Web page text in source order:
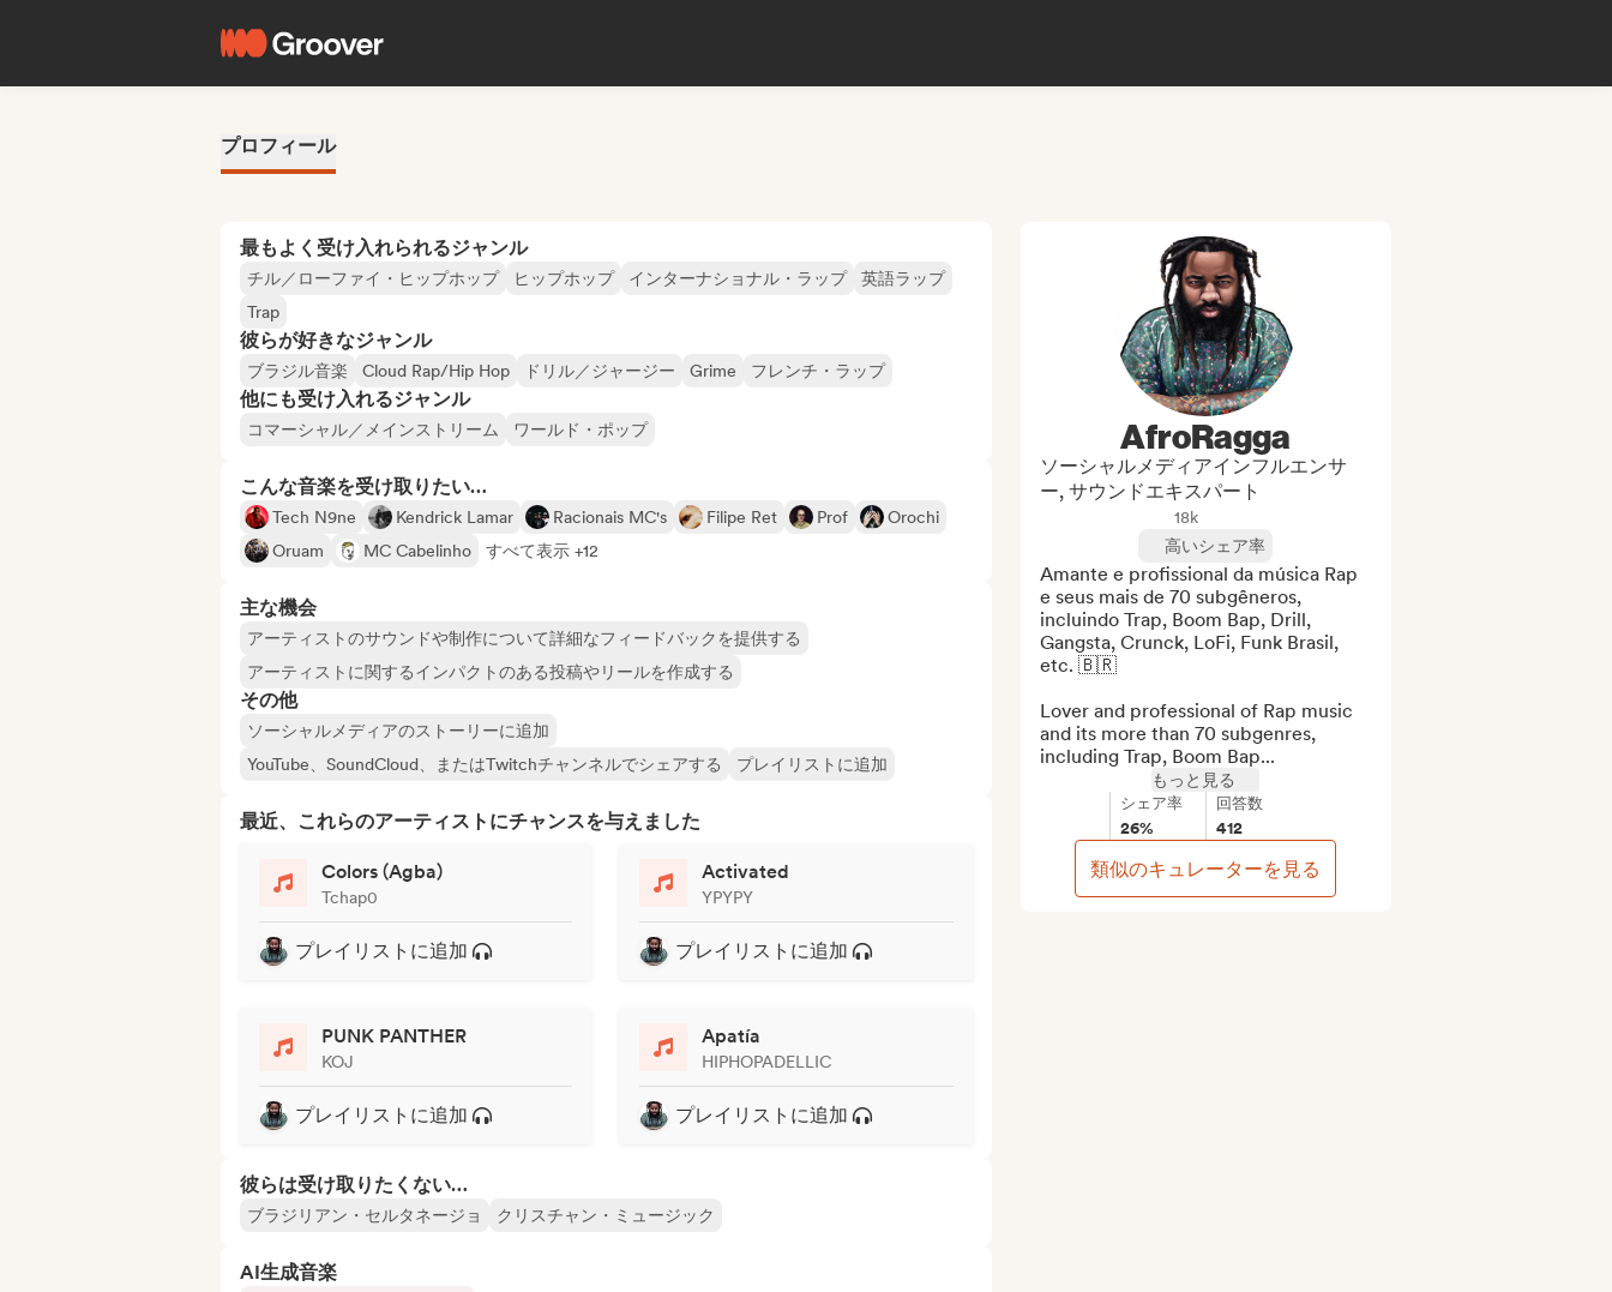
プロフィール
最もよく受け入れられるジャンル
チル／ローファイ・ヒップホップ ヒップホップ インターナショナル・ラップ
英語ラップ
Trap
彼らが好きなジャンル
ブラジル音楽 Cloud Rap/Hip Hop ドリル／ジャージー Grime フレンチ・ラップ
他にも受け入れるジャンル
コマーシャル／メインストリーム ワールド・ポップ
こんな音楽を受け取りたい…
Tech N9ne Kendrick Lamar Racionais MC's Filipe Ret Prof
Orochi
Oruam
MC Cabelinho すべて表示 +12
主な機会
アーティストのサウンドや制作について詳細なフィードバックを提供する
アーティストに関するインパクトのある投稿やリールを作成する
その他
ソーシャルメディアのストーリーに追加
YouTube、SoundCloud、またはTwitchチャンネルでシェアする
プレイリストに追加
最近、これらのアーティストにチャンスを与えました
Colors (Agba)
Tchap0
プレイリストに追加
Activated
YPYPY
プレイリストに追加
PUNK PANTHER
KOJ
プレイリストに追加
Apatía
HIPHOPADELLIC
プレイリストに追加
彼らは受け取りたくない…
ブラジリアン・セルタネージョ クリスチャン・ミュージック
AI生成音楽
AfroRagga
ソーシャルメディアインフルエンサ
ー, サウンドエキスパート
18k
高いシェア率
Amante e profissional da música Rap
e seus mais de 70 subgêneros,
incluindo Trap, Boom Bap, Drill,
Gangsta, Crunck, LoFi, Funk Brasil,
etc. 🇧🇷
Lover and professional of Rap music
and its more than 70 subgenres,
including Trap, Boom Bap...
もっと見る
シェア率
26%
回答数
412
類似のキュレーターを見る